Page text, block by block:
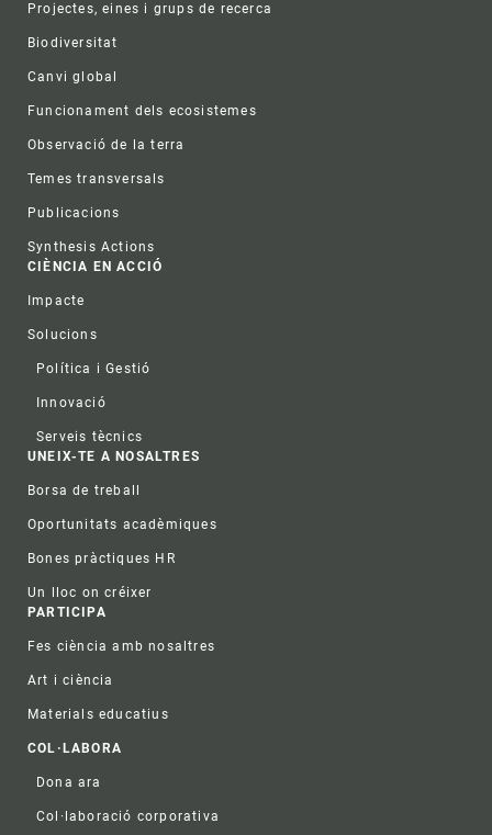
Projectes, eines i grups de recerca
Biodiversitat
Canvi global
Funcionament dels ecosistemes
Observació de la terra
Temes transversals
Publicacions
Synthesis Actions
CIÈNCIA EN ACCIÓ
Impacte
Solucions
Política i Gestió
Innovació
Serveis tècnics
UNEIX-TE A NOSALTRES
Borsa de treball
Oportunitats acadèmiques
Bones pràctiques HR
Un lloc on créixer
PARTICIPA
Fes ciència amb nosaltres
Art i ciència
Materials educatius
COL·LABORA
Dona ara
Col·laboració corporativa